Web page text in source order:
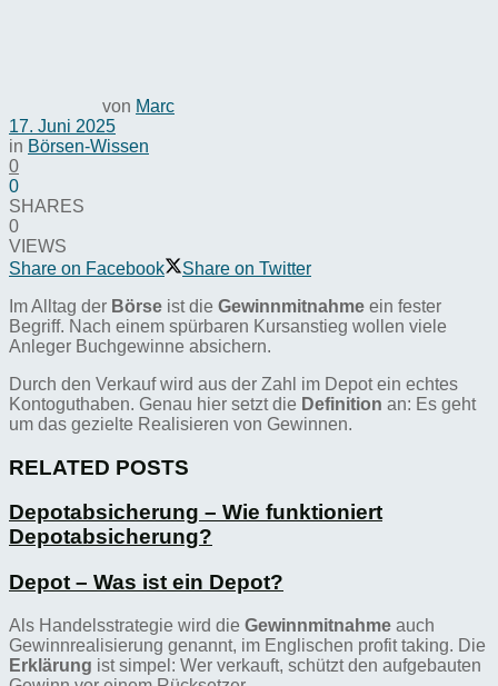
von Marc
17. Juni 2025
in Börsen-Wissen
0
0
SHARES
0
VIEWS
Share on Facebook
Share on Twitter
Im Alltag der Börse ist die Gewinnmitnahme ein fester
Begriff. Nach einem spürbaren Kursanstieg wollen viele
Anleger Buchgewinne absichern.
Durch den Verkauf wird aus der Zahl im Depot ein echtes
Kontoguthaben. Genau hier setzt die Definition an: Es geht
um das gezielte Realisieren von Gewinnen.
RELATED POSTS
Depotabsicherung – Wie funktioniert
Depotabsicherung?
Depot – Was ist ein Depot?
Als Handelsstrategie wird die Gewinnmitnahme auch
Gewinnrealisierung genannt, im Englischen profit taking. Die
Erklärung ist simpel: Wer verkauft, schützt den aufgebauten